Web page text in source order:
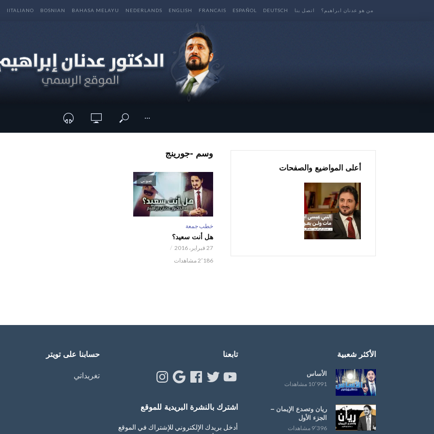
من هو عدنان ابراهيم؟ اتصل بنا DEUTSCH
ESPAÑOL
FRANCAIS
ENGLISH
NEDERLANDS
BAHASA MELAYU
BOSNIAN
IITALIANO
···
وسم -جورينج
صوتي
خطب جمعة
هل أنت سعيد؟
27 فبراير، 2016
2٬186 مشاهدات
أعلى المواضيع والصفحات
الأكثر شعبية
الأساس
10٬991 مشاهدات
ريان وتصدع الإيمان –
الجزء الأول
9٬396 مشاهدات
تابعنا
YouTube
Twitter
Facebook
Google
Instagram
اشترك بالنشرة البريدية للموقع
أدخل بريدك الإلكتروني للإشتراك في الموقع
حسابنا على تويتر
تغريداتي